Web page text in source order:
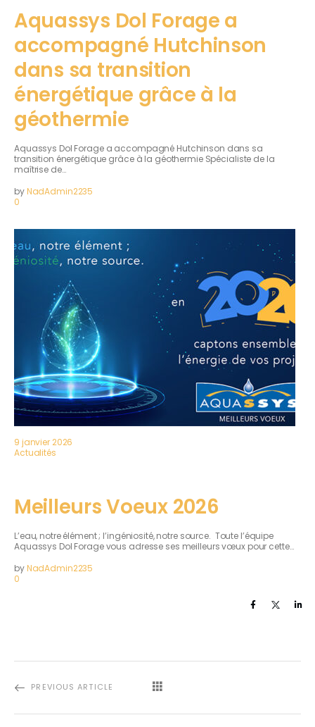
Aquassys Dol Forage a
accompagné Hutchinson
dans sa transition
énergétique grâce à la
géothermie
Aquassys Dol Forage a accompagné Hutchinson dans sa
transition énergétique grâce à la géothermie Spécialiste de la
maîtrise de…
byNadAdmin2235
0
9 janvier 2026
Actualités
Meilleurs Voeux 2026
L’eau, notre élément ; l’ingéniosité, notre source. Toute l’équipe
Aquassys Dol Forage vous adresse ses meilleurs vœux pour cette…
byNadAdmin2235
0
PREVIOUS ARTICLE